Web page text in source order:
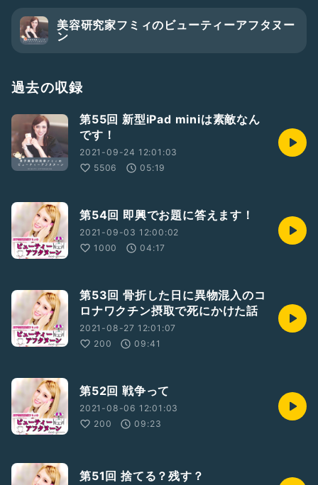
Facebook:
https://www.facebook.com/FUMMYREFACE
公式ブログ:https://ameblo.jp/fummyreface/
ーーーーーー
フミィが映像で分かりやすく美のテクニックを伝授しておりま
す。
YouTube：
https://www.youtube.com/channel/UCJxMEjIC0zI_dT9Zx
9_nTkw
ーーーーーー
#LGBT #お題ガチャ
#時事ネタ #お悩み結婚 #恋愛
美容研究家フミィのビューティーアフタヌー
ン
過去の収録
第55回 新型iPad miniは素敵なん
です！
2021-09-24 12:01:03
5506
05:19
第54回 即興でお題に答えます！
2021-09-03 12:00:02
1000
04:17
第53回 骨折した日に異物混入のコ
ロナワクチン摂取で死にかけた話
2021-08-27 12:01:07
200
09:41
第52回 戦争って
2021-08-06 12:01:03
200
09:23
第51回 捨てる？残す？